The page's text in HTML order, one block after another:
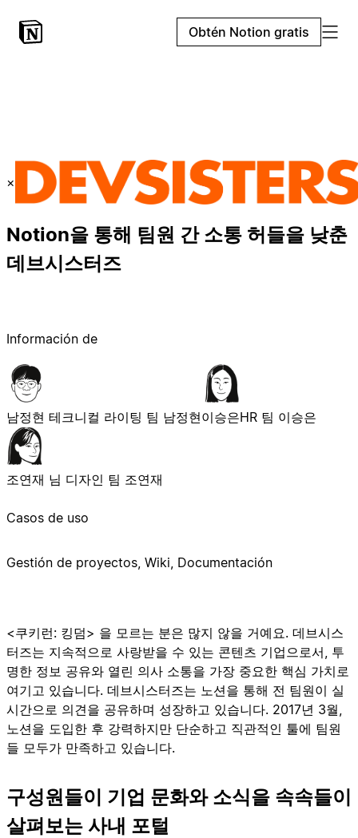
Obtén Notion gratis
×
Notion을 통해 팀원 간 소통 허들을 낮춘
데브시스터즈
<쿠키런: 킹덤> 을 모르는 분은 많지 않을 거예요. 데브시스
터즈는 지속적으로 사랑받을 수 있는 콘텐츠 기업으로서, 투
명한 정보 공유와 열린 의사 소통을 가장 중요한 핵심 가치로
여기고 있습니다. 데브시스터즈는 노션을 통해 전 팀원이 실
시간으로 의견을 공유하며 성장하고 있습니다. 2017년 3월,
노션을 도입한 후 강력하지만 단순하고 직관적인 툴에 팀원
들 모두가 만족하고 있습니다.
구성원들이 기업 문화와 소식을 속속들이
살펴보는 사내 포털
Información de
남정현 테크니컬 라이팅 팀 남정현이승은HR 팀 이승은
조연재 님 디자인 팀 조연재
Casos de uso
Gestión de proyectos, Wiki, Documentación